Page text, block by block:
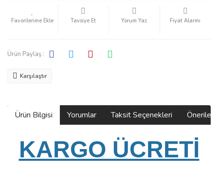
Tavsiye Et Yorum Yaz Fiyat Alarmı
Ürün Paylaş :
Karşılaştır
Ürün Bilgisi Yorumlar Taksit Seçenekleri
KARGO ÜCRETİ